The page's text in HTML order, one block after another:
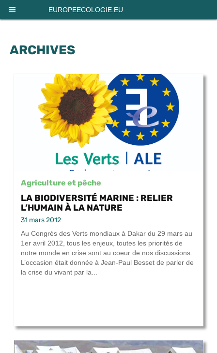
EUROPEECOLOGIE.EU
ARCHIVES
Agriculture et pêche
LA BIODIVERSITÉ MARINE : RELIER
L’HUMAIN À LA NATURE
31 mars 2012
Au Congrès des Verts mondiaux à Dakar du 29 mars au
1er avril 2012, tous les enjeux, toutes les priorités de
notre monde en crise sont au coeur de nos discussions.
L’occasion était donnée à Jean-Paul Besset de parler de
la crise du vivant par la...